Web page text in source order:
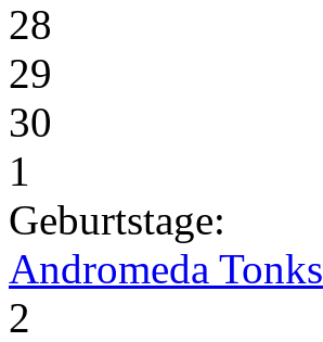
28
29
30
1
Geburtstage:
Andromeda Tonks
2